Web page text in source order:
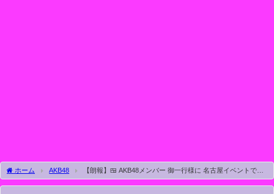
ホーム AKB48
【朗報】🍱 AKB48メンバー 御一行様に 名古屋イベントで
4950円の弁当が出されてしまう (°_°) 🍱 🍱 🍱